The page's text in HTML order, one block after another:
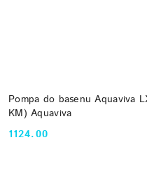
Pompa do basenu Aquaviva
KM) Aquaviva
Cena:
1124.00